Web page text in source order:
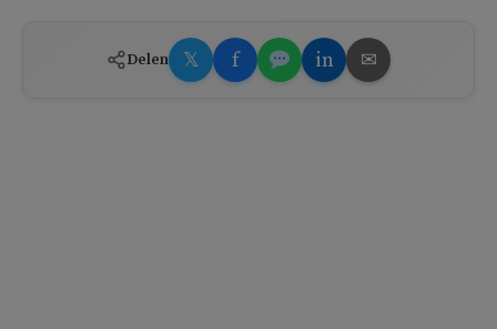
Delen 𝕏 f in ✉